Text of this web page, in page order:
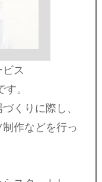
ス
。
くりに際し、
作などを行っ